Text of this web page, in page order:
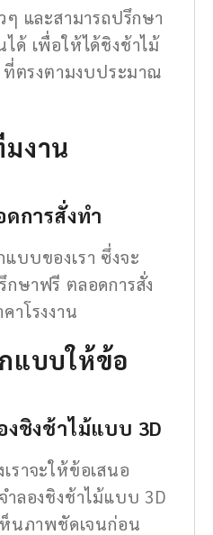
และสามารถปรึกษา
ด้ เพื่อให้ได้ชิงช้าไม้
ที่ตรงตามงบประมาณ
งาน
การสั่งทำ
บบของเรา ซึ่งจะ
ษาฟรี ตลอดการสั่ง
าโรงงาน
แบบให้ข้อ
ชิงช้าไม้แบบ 3D
ราจะให้ข้อเสนอ
ลองชิงช้าไม้แบบ 3D
นภาพชัดเจนก่อน